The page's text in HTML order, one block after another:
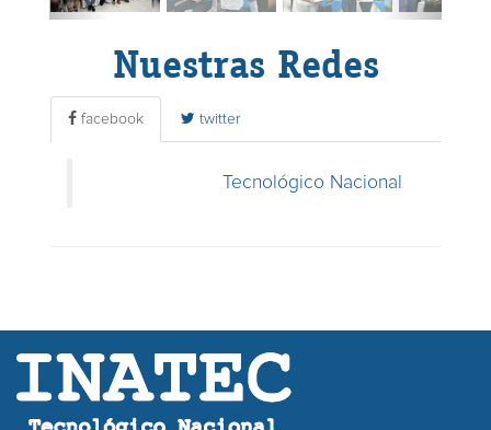
Nuestras Redes
facebook twitter
Tecnológico Nacional